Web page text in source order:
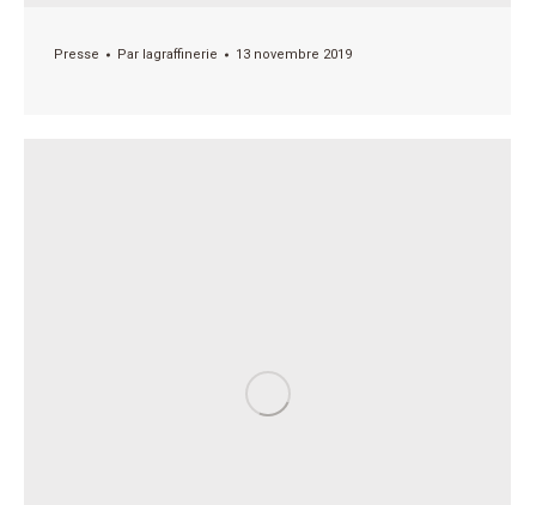
Presse Par lagraffinerie 13 novembre 2019